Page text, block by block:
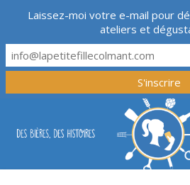
Laissez-moi votre e-mail pour
ateliers et